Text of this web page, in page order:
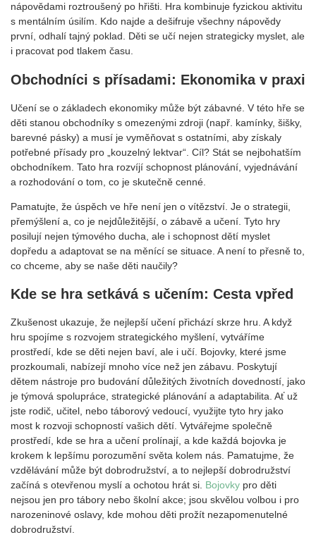
nápovědami roztroušený po hřišti. Hra kombinuje fyzickou aktivitu
s mentálním úsilím. Kdo najde a dešifruje všechny nápovědy
první, odhalí tajný poklad. Děti se učí nejen strategicky myslet, ale
i pracovat pod tlakem času.
Obchodníci s přísadami: Ekonomika v praxi
Učení se o základech ekonomiky může být zábavné. V této hře se
děti stanou obchodníky s omezenými zdroji (např. kamínky, šišky,
barevné pásky) a musí je vyměňovat s ostatními, aby získaly
potřebné přísady pro „kouzelný lektvar“. Cíl? Stát se nejbohatším
obchodníkem. Tato hra rozvíjí schopnost plánování, vyjednávání
a rozhodování o tom, co je skutečně cenné.
Pamatujte, že úspěch ve hře není jen o vítězství. Je o strategii,
přemýšlení a, co je nejdůležitější, o zábavě a učení. Tyto hry
posilují nejen týmového ducha, ale i schopnost dětí myslet
dopředu a adaptovat se na měnící se situace. A není to přesně to,
co chceme, aby se naše děti naučily?
Kde se hra setkává s učením: Cesta vpřed
Zkušenost ukazuje, že nejlepší učení přichází skrze hru. A když
hru spojíme s rozvojem strategického myšlení, vytváříme
prostředí, kde se děti nejen baví, ale i učí. Bojovky, které jsme
prozkoumali, nabízejí mnoho více než jen zábavu. Poskytují
dětem nástroje pro budování důležitých životních dovedností, jako
je týmová spolupráce, strategické plánování a adaptabilita. Ať už
jste rodič, učitel, nebo táborový vedoucí, využijte tyto hry jako
most k rozvoji schopností vašich dětí. Vytvářejme společně
prostředí, kde se hra a učení prolínají, a kde každá bojovka je
krokem k lepšímu porozumění světa kolem nás. Pamatujme, že
vzdělávání může být dobrodružství, a to nejlepší dobrodružství
začíná s otevřenou myslí a ochotou hrát si. Bojovky pro děti
nejsou jen pro tábory nebo školní akce; jsou skvělou volbou i pro
narozeninové oslavy, kde mohou děti prožít nezapomenutelné
dobrodružství.